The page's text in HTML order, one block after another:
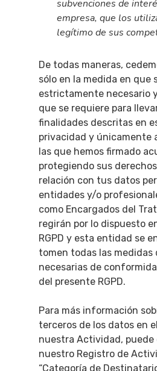
subvenciones de
empresa, que los
legítimo de sus
De todas maneras,
sólo en la medida en que
estrictamente necesario
que se requiere para
finalidades descritas en
privacidad y únicamente
las que hemos firmado
protegiendo sus
relación con tus datos
entidades y/o
como Encargados del
regirán por lo dispuesto
RGPD y esta entidad se
tomen todas las medidas
necesarias de
del presente RGPD.
Para más información
terceros de los datos en
nuestra Actividad,
nuestro Registro de
“Categoría de